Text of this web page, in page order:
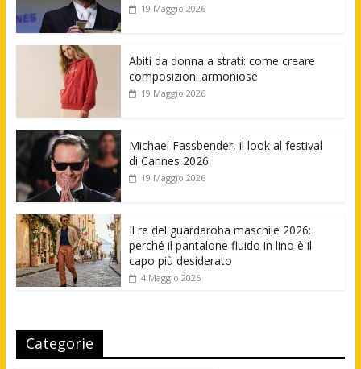
19 Maggio 2026
Abiti da donna a strati: come creare
composizioni armoniose
19 Maggio 2026
Michael Fassbender, il look al festival
di Cannes 2026
19 Maggio 2026
Il re del guardaroba maschile 2026:
perché il pantalone fluido in lino è il
capo più desiderato
4 Maggio 2026
Categorie